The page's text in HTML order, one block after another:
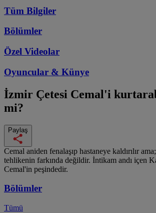
Tüm Bilgiler
Bölümler
Özel Videolar
Oyuncular & Künye
İzmir Çetesi Cemal'i
mi?
Paylaş
Cemal aniden fenalaşıp hastaneye kaldırılır
tehlikenin farkında değildir. İntikam andı içen
Cemal'in peşindedir.
Bölümler
Tümü